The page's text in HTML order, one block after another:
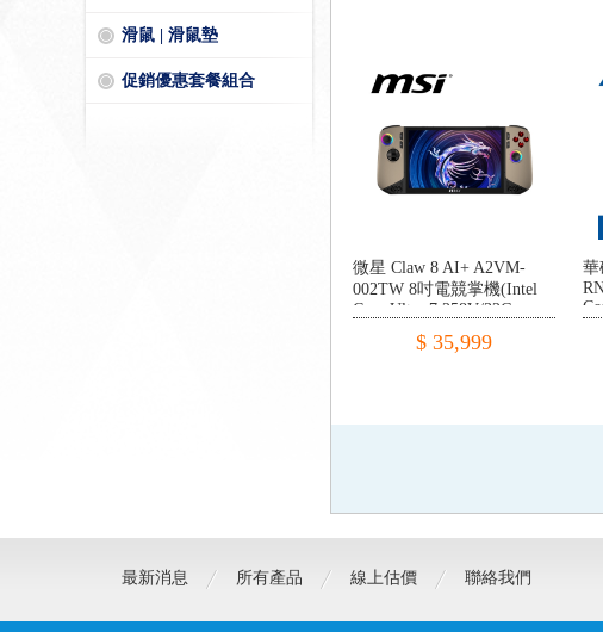
滑鼠 | 滑鼠墊
促銷優惠套餐組合
微星 Claw 8 AI+ A2VM-
002TW 8吋電競掌機(Intel
Core Ultra 7 258V/32G
$ 35,999
華
最新消息 所有產品 線上估價 聯絡我們